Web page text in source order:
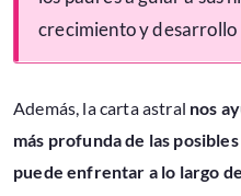
crecimiento y desarrollo
Además, la carta astral nos
más profunda de las
puede enfrentar a lo largo